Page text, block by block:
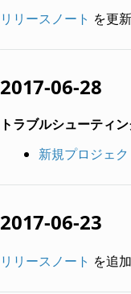
リリースノート を更
2017-06-28
トラブルシューティ
新規プロジェ
2017-06-23
リリースノート を追加